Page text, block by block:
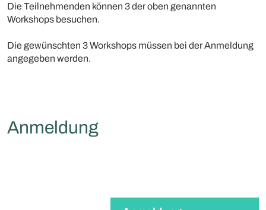
Die Teilnehmenden können 3 der oben genannten
Workshops besuchen.
Die gewünschten 3 Workshops müssen bei der Anmeldung
angegeben werden.
Anmeldung